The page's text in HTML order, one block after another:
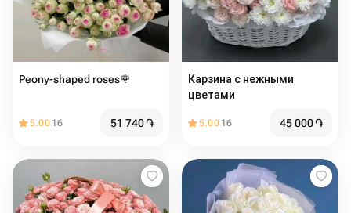
Peony-shaped roses🌹
5.00 16 51 740֏
Карзина с нежными
цветами
5.00 16 45 000֏